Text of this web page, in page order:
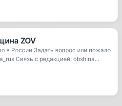
ZOV
в России Задать вопрос или пожало
Связь с редакцией: obshina...